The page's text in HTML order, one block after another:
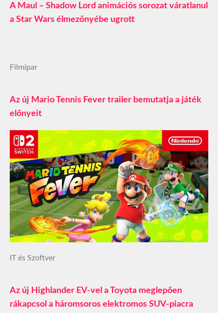
A Maul – Shadow Lord animációs sorozat váratlanul
a Star Wars élmezőnyébe ugrott
Filmipar
Az új Mario Tennis Fever trailer bemutatja a játék
előnyeit
IT és Szoftver
Az új Highlander EV-vel a Toyota meglepően
rákapcsol a háromsoros elektromos SUV‑piacra